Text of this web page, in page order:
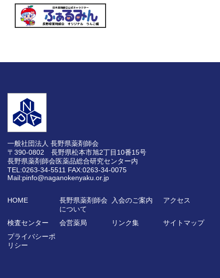
一般社団法人 長野県薬剤師会
〒390-0802 長野県松本市旭2丁目10番15号
長野県薬剤師会医薬品総合研究センター内
TEL:0263-34-5511 FAX:0263-34-0075
Mail:pinfo@naganokenyaku.or.jp
HOME
長野県薬剤師会
について
入会のご案内 アクセス
検査センター 会営薬局 リンク集
サイトマップ
プライバシーポ
リシー